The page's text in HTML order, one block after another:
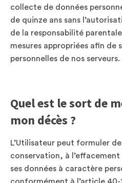
collecte de données
de quinze ans sans
de la responsabilité
mesures appropriées afin de
personnelles de nos serveurs.
Quel est le sort de
mon décès ?
L’Utilisateur peut formuler
conservation, à
ses données à caractère